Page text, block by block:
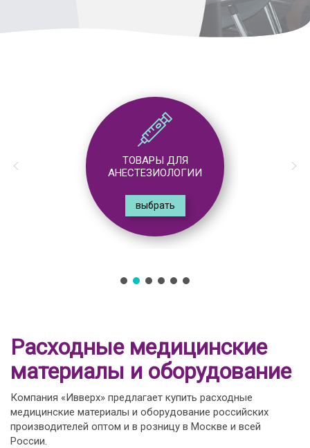
ТОВАРЫ ДЛЯ
АНЕСТЕЗИОЛОГИИ
выбрать
Расходные медицинские
материалы и оборудование
Компания «Ивверх» предлагает купить расходные
медицинские материалы и оборудование российских
производителей оптом и в розницу в Москве и всей
России.